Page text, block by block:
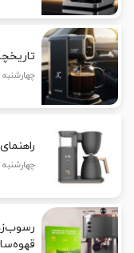
چهارشنبه ۲۳ مهر ۱۴۰۴
چهارشنبه ۱۲ شهریور ۱۴۰۴